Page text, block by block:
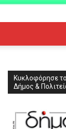
Κυκλοφόρησε
Δήμος &